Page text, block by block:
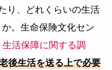
り、どれくらいの生活
。生命保険文化セン
生活保障に関する調
後生活を送る上で必要